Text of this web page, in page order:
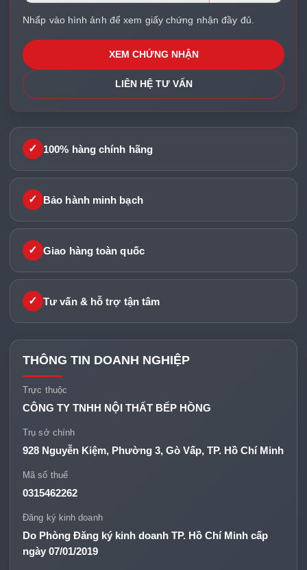
Nhấp vào hình ảnh để xem giấy chứng nhận đầy đủ.
XEM CHỨNG NHẬN
LIÊN HỆ TƯ VẤN
✓ 100% hàng chính hãng
✓ Bảo hành minh bạch
✓ Giao hàng toàn quốc
✓ Tư vấn & hỗ trợ tận tâm
THÔNG TIN DOANH NGHIỆP
Trực thuộc
CÔNG TY TNHH NỘI THẤT BẾP HỒNG
Trụ sở chính
928 Nguyễn Kiệm, Phường 3, Gò Vấp, TP. Hồ Chí Minh
Mã số thuế
0315462262
Đăng ký kinh doanh
Do Phòng Đăng ký kinh doanh TP. Hồ Chí Minh cấp
ngày 07/01/2019